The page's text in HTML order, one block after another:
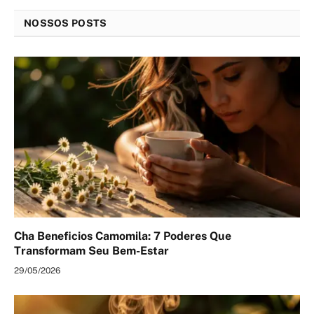
NOSSOS POSTS
Cha Beneficios Camomila: 7 Poderes Que
Transformam Seu Bem-Estar
29/05/2026